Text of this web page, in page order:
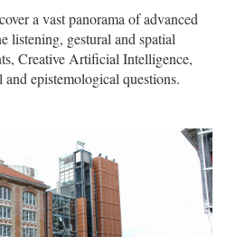
a vast panorama of advanced
listening, gestural and spatial
Creative Artificial Intelligence,
epistemological questions.